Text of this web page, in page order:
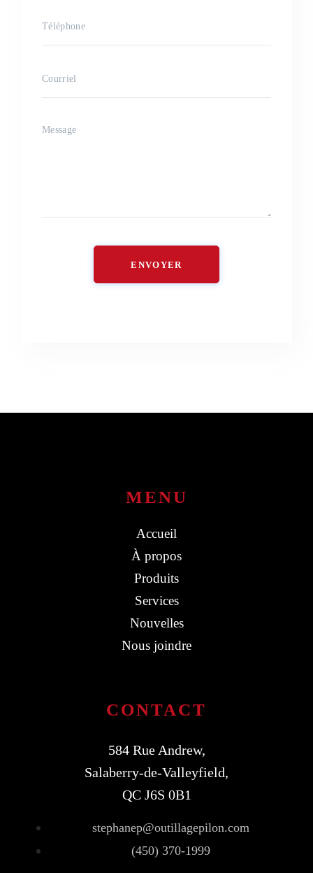
ENVOYER
MENU
Accueil
À propos
Produits
Services
Nouvelles
Nous joindre
CONTACT
584 Rue Andrew,
Salaberry-de-Valleyfield,
QC J6S 0B1
stephanep@outillagepilon.com
(450) 370-1999